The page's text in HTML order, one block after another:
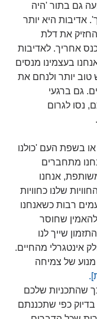
גם בתור 'היה
אדיבות היא יותר
את דלת
אחריך. לאדיבות
בעצמינו מנסים
טוב יותר ולנחם את
גם ברגעי
נסו לגרום
בשפת העם 'כולנו
מתחברים
אנחנו
שלנו כחוויות
רבות כשאנחנו
להאמין שחוסר
שייך לנו
אינטגרלי מהחיים.
מנוע של צמיחה
.
שהתכניות שלכם
בדיוק כפי שתכננתם